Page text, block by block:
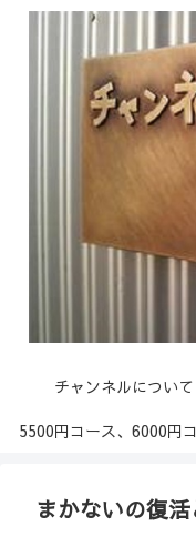
チャンネルについて
5500円コース、6000円
まかないの復